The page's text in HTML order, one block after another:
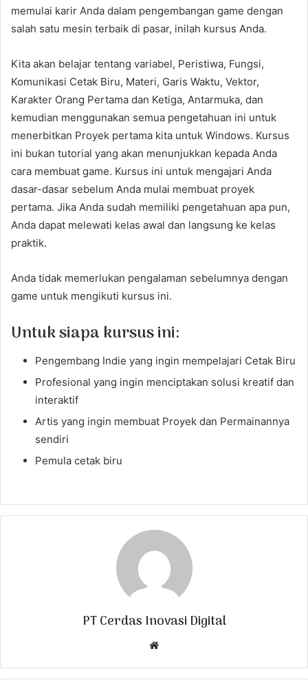
memulai karir Anda dalam pengembangan game dengan
salah satu mesin terbaik di pasar, inilah kursus Anda.
Kita akan belajar tentang variabel, Peristiwa, Fungsi,
Komunikasi Cetak Biru, Materi, Garis Waktu, Vektor,
Karakter Orang Pertama dan Ketiga, Antarmuka, dan
kemudian menggunakan semua pengetahuan ini untuk
menerbitkan Proyek pertama kita untuk Windows. Kursus
ini bukan tutorial yang akan menunjukkan kepada Anda
cara membuat game. Kursus ini untuk mengajari Anda
dasar-dasar sebelum Anda mulai membuat proyek
pertama. Jika Anda sudah memiliki pengetahuan apa pun,
Anda dapat melewati kelas awal dan langsung ke kelas
praktik.
Anda tidak memerlukan pengalaman sebelumnya dengan
game untuk mengikuti kursus ini.
Untuk siapa kursus ini:
Pengembang Indie yang ingin mempelajari Cetak Biru
Profesional yang ingin menciptakan solusi kreatif dan
interaktif
Artis yang ingin membuat Proyek dan Permainannya
sendiri
Pemula cetak biru
PT Cerdas Inovasi Digital